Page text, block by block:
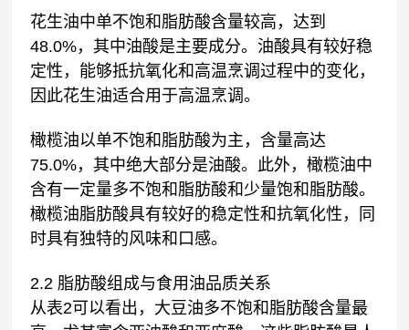
花生油中单不饱和脂肪酸含量较高，达到
48.0%，其中油酸是主要成分。油酸具有较好稳
定性，能够抵抗氧化和高温烹调过程中的变化，
因此花生油适合用于高温烹调。
橄榄油以单不饱和脂肪酸为主，含量高达
75.0%，其中绝大部分是油酸。此外，橄榄油中
含有一定量多不饱和脂肪酸和少量饱和脂肪酸。
橄榄油脂肪酸具有较好的稳定性和抗氧化性，同
时具有独特的风味和口感。
2.2 脂肪酸组成与食用油品质关系
从表2可以看出，大豆油多不饱和脂肪酸含量最